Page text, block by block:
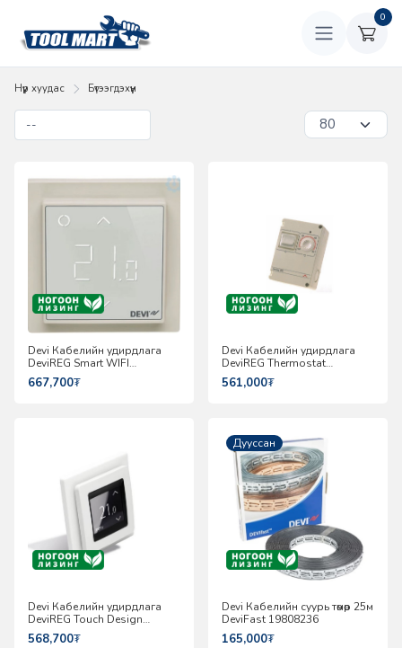
0
Нүүр хуудас Бүтээгдэхүүн
Devi Кабелийн удирдлага
DeviREG Smart WIFI
140F1141
667,700₮
Devi Кабелийн удирдлага
DeviREG Thermostat
140F1080
561,000₮
Devi Кабелийн удирдлага
DeviREG Touch Design
140F1064
568,700₮
Дууссан
Devi Кабелийн суурь төмөр 25м
DeviFast 19808236
165,000₮